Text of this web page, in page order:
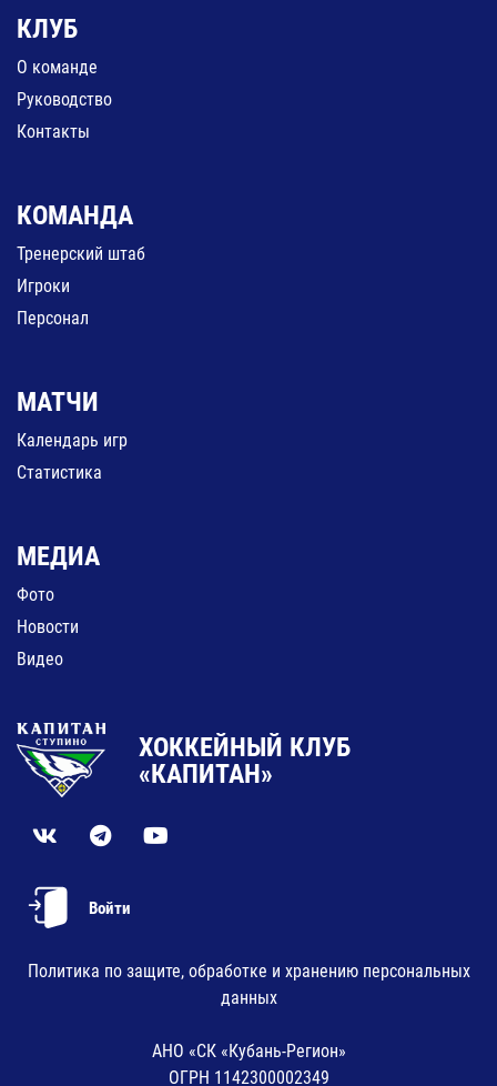
КЛУБ
О команде
Руководство
Контакты
КОМАНДА
Тренерский штаб
Игроки
Персонал
МАТЧИ
Календарь игр
Статистика
МЕДИА
Фото
Новости
Видео
ХОККЕЙНЫЙ КЛУБ
«КАПИТАН»
Войти
Политика по защите, обработке и хранению персональных
данных
АНО «СК «Кубань-Регион»
ОГРН 1142300002349